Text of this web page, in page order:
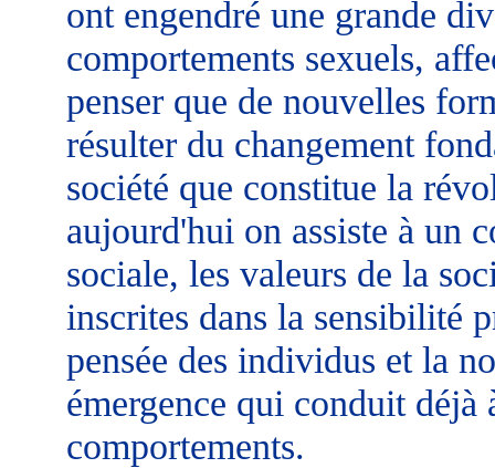
ont engendré une grande
comportements sexuels,
penser que de nouvelles
résulter du changement
société que constitue la
aujourd'hui on assiste à un
sociale, les valeurs de la
inscrites dans la sensibilité
pensée des individus et la
émergence qui conduit déjà
comportements.